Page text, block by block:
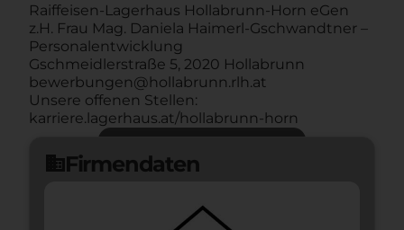
Raiffeisen-Lagerhaus Hollabrunn-Horn eGen
z.H. Frau Mag. Daniela Haimerl-Gschwandtner –
Personalentwicklung
Gschmeidlerstraße 5, 2020 Hollabrunn
bewerbungen@hollabrunn.rlh.at
Unsere offenen Stellen:
karriere.lagerhaus.at/hollabrunn-horn
domainFirmendaten